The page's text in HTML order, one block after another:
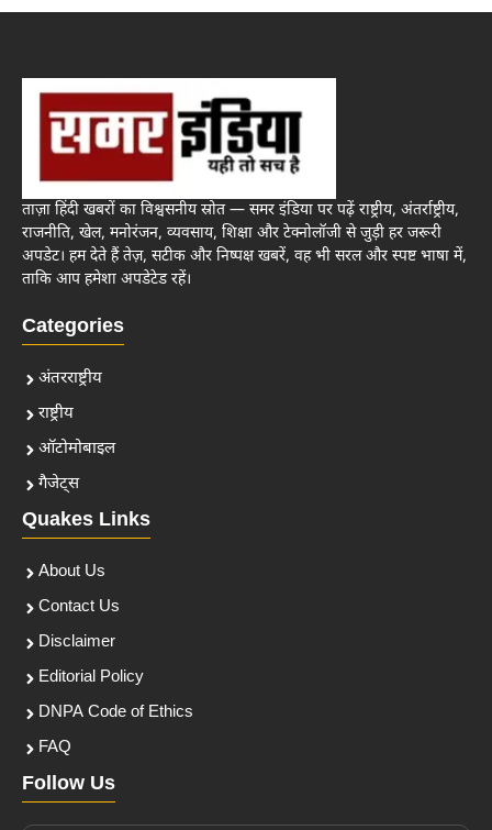
ताज़ा हिंदी खबरों का विश्वसनीय स्रोत — समर इंडिया पर पढ़ें राष्ट्रीय, अंतर्राष्ट्रीय,
राजनीति, खेल, मनोरंजन, व्यवसाय, शिक्षा और टेक्नोलॉजी से जुड़ी हर जरूरी
अपडेट। हम देते हैं तेज़, सटीक और निष्पक्ष खबरें, वह भी सरल और स्पष्ट भाषा में,
ताकि आप हमेशा अपडेटेड रहें।
Categories
अंतरराष्ट्रीय
राष्ट्रीय
ऑटोमोबाइल
गैजेट्स
Quakes Links
About Us
Contact Us
Disclaimer
Editorial Policy
DNPA Code of Ethics
FAQ
Follow Us